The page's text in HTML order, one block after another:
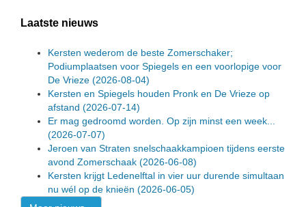
Laatste nieuws
Kersten wederom de beste Zomerschaker;
Podiumplaatsen voor Spiegels en een voorlopige voor
De Vrieze (2026-08-04)
Kersten en Spiegels houden Pronk en De Vrieze op
afstand (2026-07-14)
Er mag gedroomd worden. Op zijn minst een week...
(2026-07-07)
Jeroen van Straten snelschaakkampioen tijdens eerste
avond Zomerschaak (2026-06-08)
Kersten krijgt Ledenelftal in vier uur durende simultaan
nu wél op de knieën (2026-06-05)